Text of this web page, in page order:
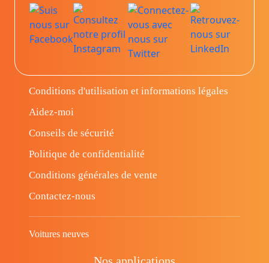
Conditions d'utilisation et informations légales
Aidez-moi
Conseils de sécurité
Politique de confidentialité
Conditions générales de vente
Contactez-nous
Voitures neuves